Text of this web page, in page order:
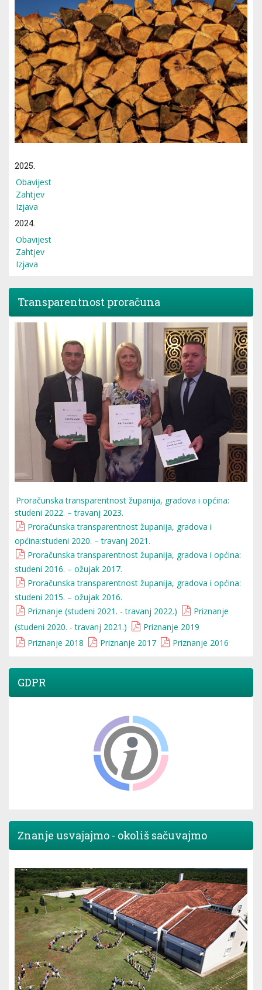
2025.
Obavijest
Zahtjev
Izjava
2024.
Obavijest
Zahtjev
Izjava
Transparentnost proračuna
Proračunska transparentnost županija, gradova i općina:
studeni 2022. – travanj 2023.
Proračunska transparentnost županija, gradova i
općina:studeni 2020. – travanj 2021.
Proračunska transparentnost županija, gradova i općina:
studeni 2016. – ožujak 2017.
Proračunska transparentnost županija, gradova i općina:
studeni 2015. – ožujak 2016.
Priznanje (studeni 2021. - travanj 2022.)
Priznanje
(studeni 2020. - travanj 2021.)
Priznanje 2019
Priznanje 2018
Priznanje 2017 Priznanje 2016
GDPR
Znanje usvajajmo - okoliš sačuvajmo